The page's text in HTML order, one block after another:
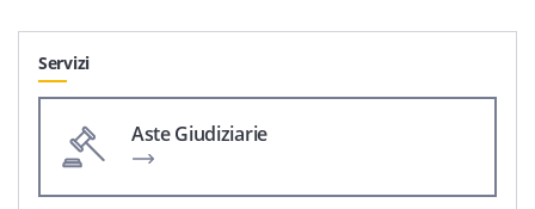
Servizi
Aste Giudiziarie